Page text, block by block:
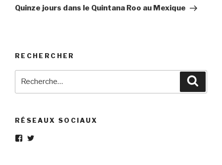
suivant
Quinze jours dans le Quintana Roo au Mexique
RECHERCHER
RÉSEAUX SOCIAUX
VoirVoir